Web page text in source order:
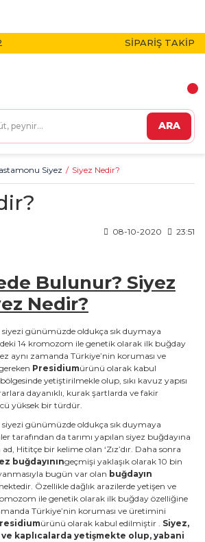
SİPARİŞ TAKİP
ARA
Siyez Siyez Nedir?
08-10-2020 23:51
Bulunur? Siyez
Nedir?
siyezi günümüzde oldukça sık duymaya
14 kromozom ile genetik olarak ilk buğday
aynı zamanda Türkiye’nin koruması ve
Presidiumürünü olarak kabul
yetiştirilmekle olup, sıkı kavuz yapısı
dayanıklı, kurak şartlarda ve fakir
yüksek bir türdür.
siyezi günümüzde oldukça sık duymaya
tarafından da tarımı yapılan siyez buğdayına
Hititçe bir kelime olan ‘Zız’dır. Daha sonra
buğdayınıngeçmişi yaklaşık olarak 10 bin
bugün var olan buğdayın
Özellikle dağlık arazilerde yetişen ve
ile genetik olarak ilk buğday özelliğine
Türkiye’nin koruması ve üretimini
ürünü olarak kabul edilmiştir . Siyez,
ve kaplıcalarda yetişmekte olup, yabani